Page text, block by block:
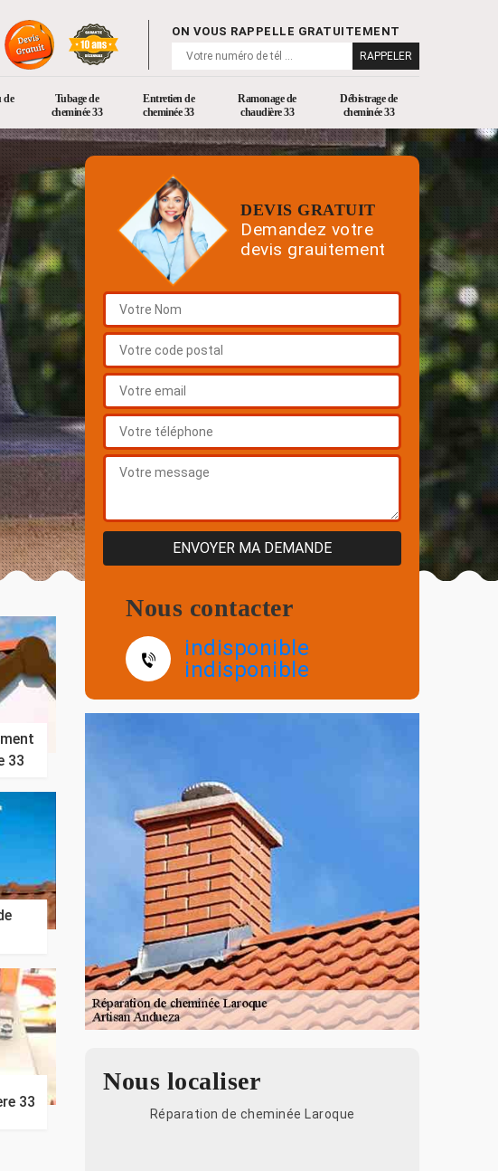
ON VOUS RAPPELLE GRATUITEMENT
de
Tubage de
cheminée 33
Entretien de
cheminée 33
Ramonage de
chaudière 33
Débistrage de
cheminée 33
33
33
DEVIS GRATUIT
Demandez votre
devis grauitement
Nous contacter
indisponible
indisponible
Nous localiser
Réparation de cheminée Laroque